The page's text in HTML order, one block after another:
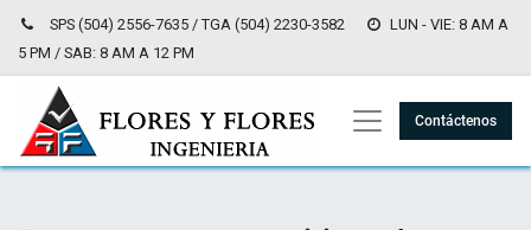
SPS (504) 2556-7635 / TGA (504) 2230-3582
LUN - VIE: 8 AM A
5 PM / SAB: 8 AM A 12 PM
Contáctenos